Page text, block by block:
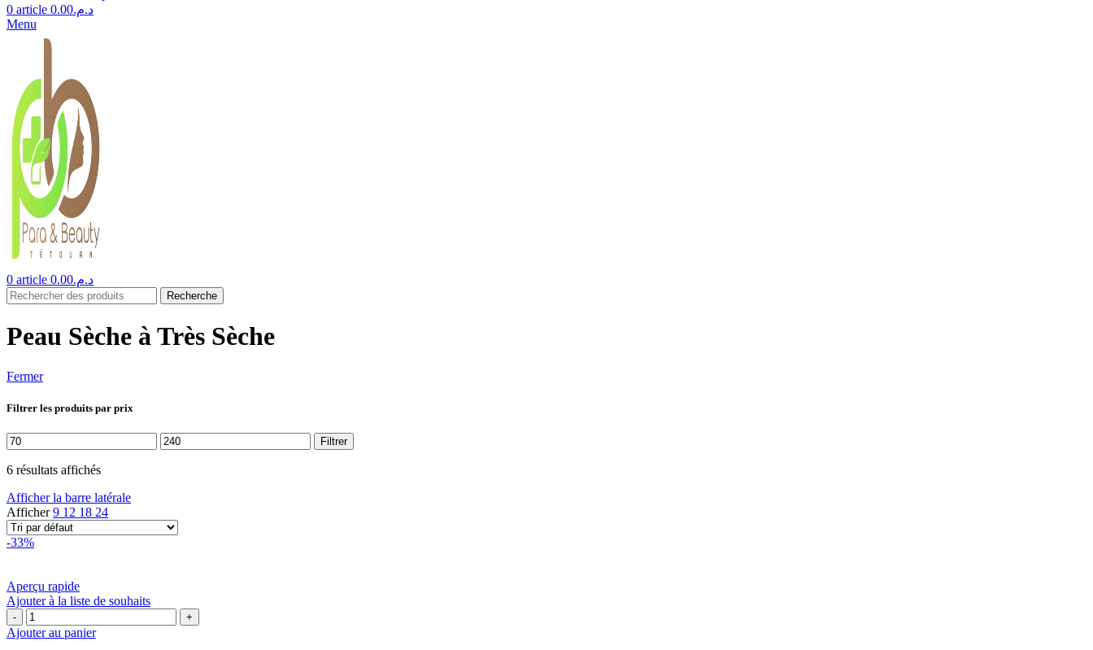
0 article د.م.0.00
Menu
0 article د.م.0.00
Recherche
Peau Sèche à Très Sèche
Fermer
Filtrer les produits par prix
Prix
min
Prix
max
Filtrer
6 résultats affichés
Afficher la barre latérale
Afficher9 12 18 24
-33%
Aperçu rapide
Ajouter à la liste de souhaits
quantité
de
EUCERIN
Ajouter au panier